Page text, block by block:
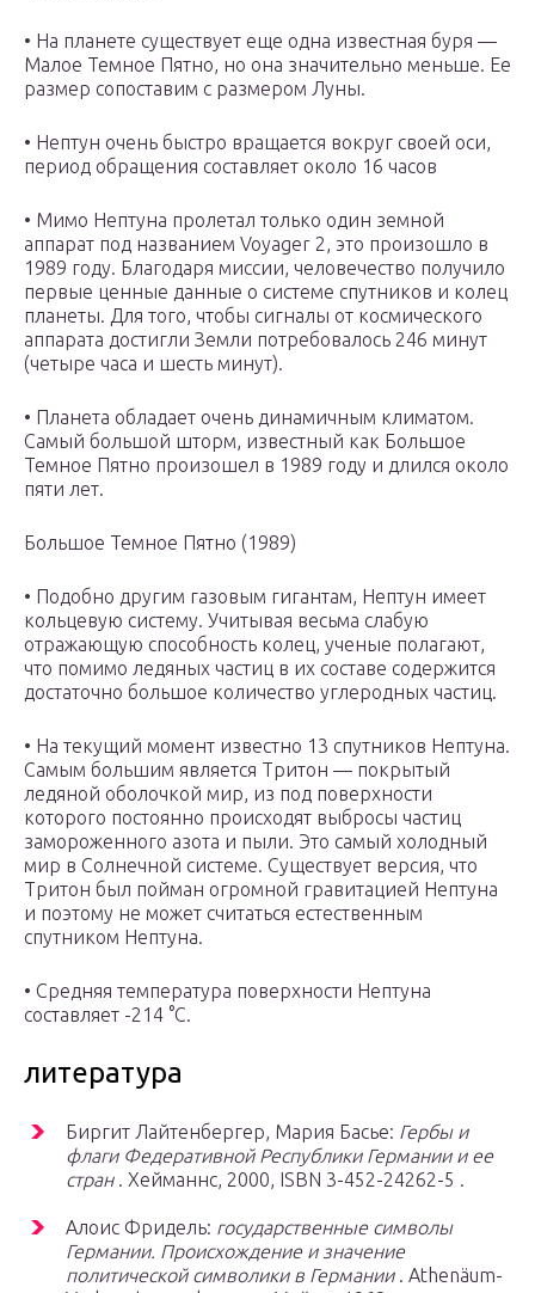
• На планете существует еще одна известная буря —
Малое Темное Пятно, но она значительно меньше. Ее
размер сопоставим с размером Луны.
• Нептун очень быстро вращается вокруг своей оси,
период обращения составляет около 16 часов
• Мимо Нептуна пролетал только один земной
аппарат под названием Voyager 2, это произошло в
1989 году. Благодаря миссии, человечество получило
первые ценные данные о системе спутников и колец
планеты. Для того, чтобы сигналы от космического
аппарата достигли Земли потребовалось 246 минут
(четыре часа и шесть минут).
• Планета обладает очень динамичным климатом.
Самый большой шторм, известный как Большое
Темное Пятно произошел в 1989 году и длился около
пяти лет.
Большое Темное Пятно (1989)
• Подобно другим газовым гигантам, Нептун имеет
кольцевую систему. Учитывая весьма слабую
отражающую способность колец, ученые полагают,
что помимо ледяных частиц в их составе содержится
достаточно большое количество углеродных частиц.
• На текущий момент известно 13 спутников Нептуна.
Самым большим является Тритон — покрытый
ледяной оболочкой мир, из под поверхности
которого постоянно происходят выбросы частиц
замороженного азота и пыли. Это самый холодный
мир в Солнечной системе. Существует версия, что
Тритон был пойман огромной гравитацией Нептуна
и поэтому не может считаться естественным
спутником Нептуна.
• Средняя температура поверхности Нептуна
составляет -214 °С.
литература
Биргит Лайтенбергер, Мария Басье: Гербы и
флаги Федеративной Республики Германии и ее
стран. Хейманнс, 2000, ISBN 3-452-24262-5 .
Алоис Фридель: государственные символы
Германии. Происхождение и значение
политической символики в Германии. Athenäum-